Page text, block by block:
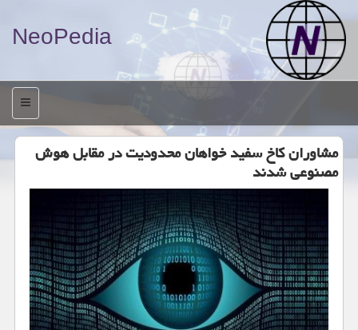
NeoPedia
منو
مشاوران کاخ سفید خواهان محدودیت در مقابل هوش
مصنوعی شدند